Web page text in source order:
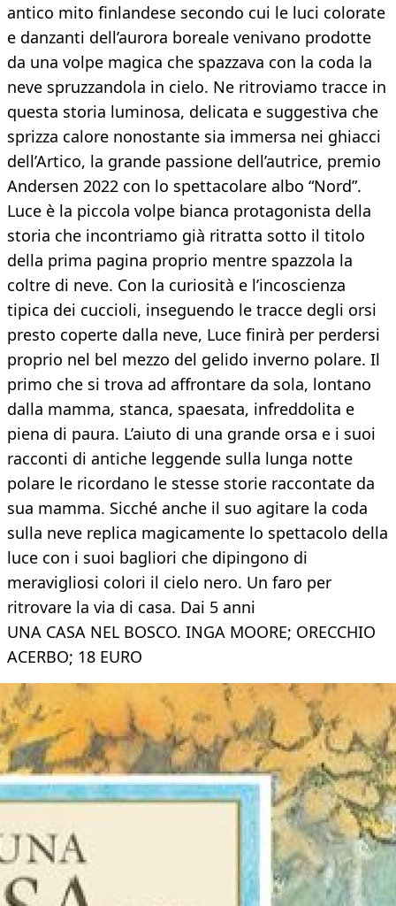
antico mito finlandese secondo cui le luci colorate
e danzanti dell’aurora boreale venivano prodotte
da una volpe magica che spazzava con la coda la
neve spruzzandola in cielo. Ne ritroviamo tracce in
questa storia luminosa, delicata e suggestiva che
sprizza calore nonostante sia immersa nei ghiacci
dell’Artico, la grande passione dell’autrice, premio
Andersen 2022 con lo spettacolare albo “Nord”.
Luce è la piccola volpe bianca protagonista della
storia che incontriamo già ritratta sotto il titolo
della prima pagina proprio mentre spazzola la
coltre di neve. Con la curiosità e l’incoscienza
tipica dei cuccioli, inseguendo le tracce degli orsi
presto coperte dalla neve, Luce finirà per perdersi
proprio nel bel mezzo del gelido inverno polare. Il
primo che si trova ad affrontare da sola, lontano
dalla mamma, stanca, spaesata, infreddolita e
piena di paura. L’aiuto di una grande orsa e i suoi
racconti di antiche leggende sulla lunga notte
polare le ricordano le stesse storie raccontate da
sua mamma. Sicché anche il suo agitare la coda
sulla neve replica magicamente lo spettacolo della
luce con i suoi bagliori che dipingono di
meravigliosi colori il cielo nero. Un faro per
ritrovare la via di casa. Dai 5 anni
UNA CASA NEL BOSCO. INGA MOORE; ORECCHIO
ACERBO; 18 EURO